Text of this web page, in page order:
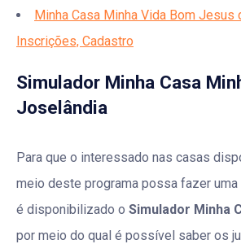
Minha Casa Minha Vida Bom Jesus
Inscrições, Cadastro
Simulador Minha Casa
Joselândia
Para que o interessado nas casas
meio deste programa possa fazer uma
é disponibilizado o Simulador Minha
por meio do qual é possível saber os